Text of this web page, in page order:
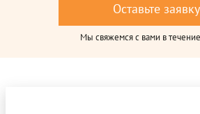
Оставьте заявку
Мы свяжемся с вами в